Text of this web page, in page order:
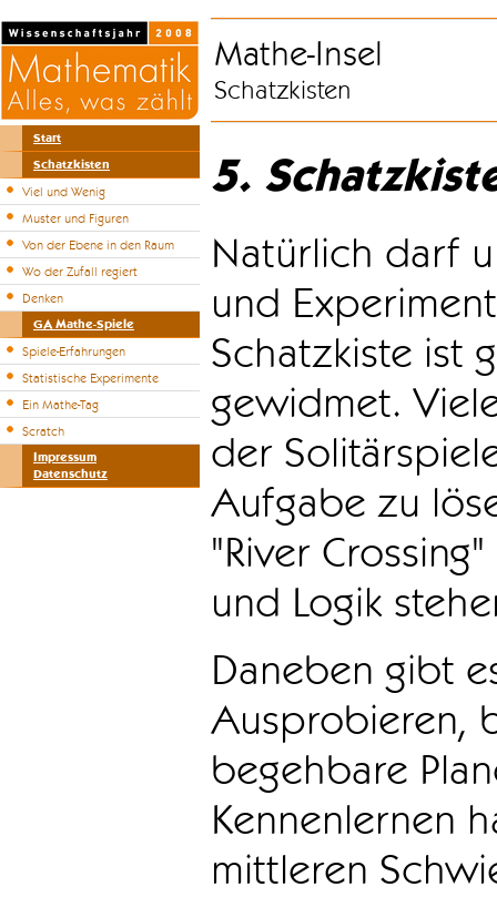
Start
Schatzkisten
Viel und Wenig
Muster und Figuren
Von der Ebene in den Raum
Wo der Zufall regiert
Denken
GA Mathe-Spiele
Spiele-Erfahrungen
Statistische Experimente
Ein Mathe-Tag
Scratch
Impressum
Datenschutz
Mathe-Insel
Schatzkisten
5.
Natürlich darf
und
Schatzkiste ist
gewidmet.
der
Aufgabe zu
"River
und Logik
Daneben gibt
Ausprobieren,
begehbare
Kennenlernen
mittleren